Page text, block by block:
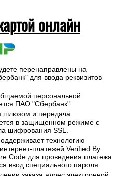
онлайн
перенаправлены на
для ввода реквизитов
персональной
ПАО "Сбербанк".
шлюзом и передача
в защищенном режиме с
шифрования SSL.
технологию
платежей Verified By
Code для проведения платежа
ввод специального пароля.